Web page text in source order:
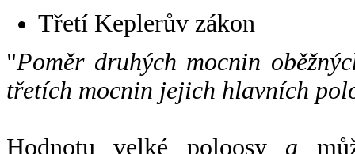
Třetí Keplerův zákon
"Poměr druhých mocnin
třetích mocnin jejich hlavních
Hodnotu velké poloosy a